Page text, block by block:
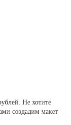
Не хотите
создадим макет